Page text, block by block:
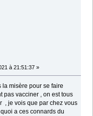
à 21:51:37 »
la misère pour se faire
pas vacciner , on est tous
, je vois que par chez vous
a ces connards du